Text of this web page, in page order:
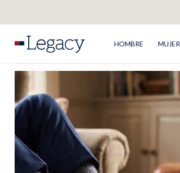
HOMBRE MUJER